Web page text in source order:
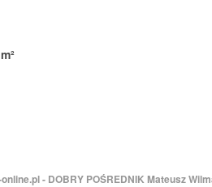
- DOBRY POŚREDNIK Mateusz